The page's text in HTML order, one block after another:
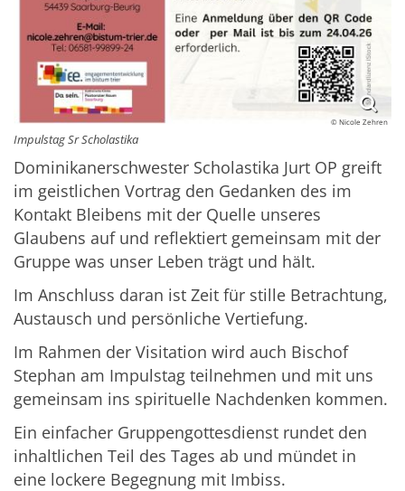
© Nicole Zehren
Impulstag Sr Scholastika
Dominikanerschwester Scholastika Jurt OP greift
im geistlichen Vortrag den Gedanken des im
Kontakt Bleibens mit der Quelle unseres
Glaubens auf und reflektiert gemeinsam mit der
Gruppe was unser Leben trägt und hält.
Im Anschluss daran ist Zeit für stille Betrachtung,
Austausch und persönliche Vertiefung.
Im Rahmen der Visitation wird auch Bischof
Stephan am Impulstag teilnehmen und mit uns
gemeinsam ins spirituelle Nachdenken kommen.
Ein einfacher Gruppengottesdienst rundet den
inhaltlichen Teil des Tages ab und mündet in
eine lockere Begegnung mit Imbiss.